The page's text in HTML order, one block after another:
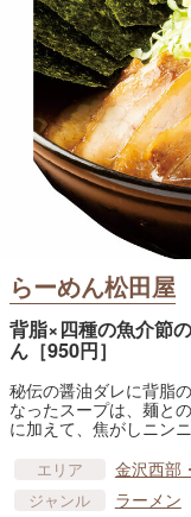
らーめん松田屋
背脂×四種の魚介節
ん［950円］
秘伝の醤油ダレに背脂
なったスープは、麺と
に加えて、焦がしニン
エリア 金沢西部
ジャンル ラーメン